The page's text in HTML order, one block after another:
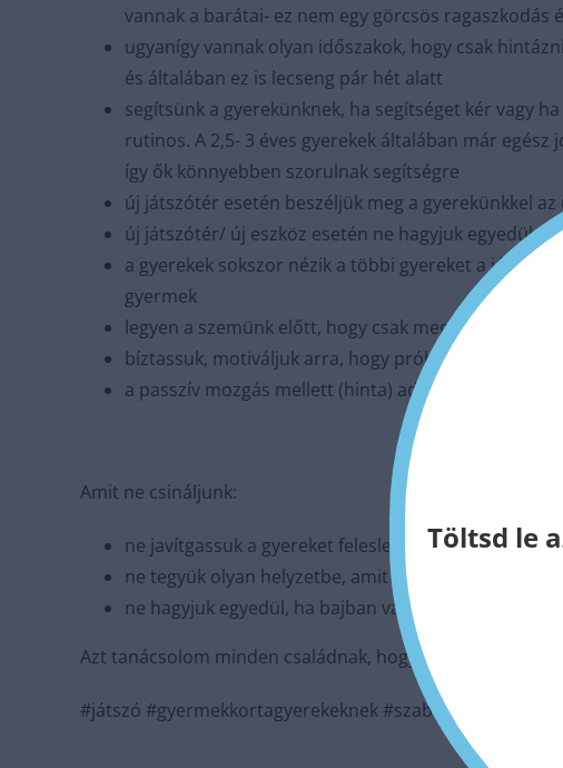
vannak a barátai- ez nem egy görcsös ragaszkodás
ugyanígy vannak olyan időszakok, hogy csak
és általában ez is lecseng pár hét alatt
segítsünk a gyerekünknek, ha segítséget kér vagy
rutinos. A 2,5- 3 éves gyerekek általában már
így ők könnyebben szorulnak segítségre
új játszótér esetén beszéljük meg a gyerekünkkel
új játszótér/ új eszköz esetén ne hagyjuk egyedül a
a gyerekek sokszor nézik a többi gyereket a
gyermek
legyen a szemünk előtt, hogy csak megfigyelésből
bíztassuk, motiváljuk arra, hogy próbálja ki az
a passzív mozgás mellett (hinta) adjunk lehetőséget
Amit ne csináljunk:
ne javítgassuk a gyereket feleslegesen
ne tegyük olyan helyzetbe, amit magától még nem
ne hagyjuk egyedül, ha bajban van
Azt tanácsolom minden családnak, hogy járjanak
#játszó #gyermekkortagyerekeknek #szabadmozgas
Töltsd le